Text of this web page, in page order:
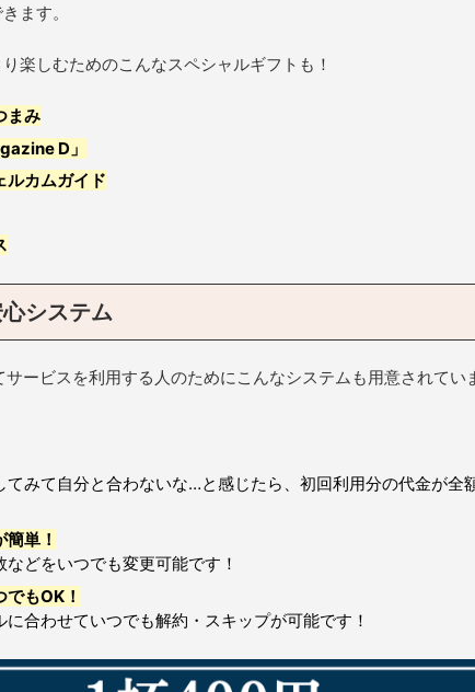
ます。
楽しむためのこんなスペシャルギフトも！
まみ
D」
ルカムガイド
システム
ービスを利用する人のためにこんなシステムも用意されてい
てみて自分と合わないな…と感じたら、初回利用分の代金が全
単！
どをいつでも変更可能です！
もOK！
に合わせていつでも解約・スキップが可能です！